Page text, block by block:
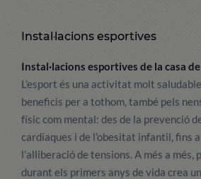
Instal·lacions esportives
Instal·lacions esportives de la casa
L’esport és una activitat molt
beneficis per a tothom, també pels
físic com mental: des de la prevenció
cardíaques i de l’obesitat infantil, fins
l’alliberació de tensions. A més a
durant els primers anys de vida crea